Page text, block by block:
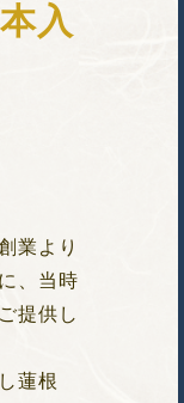
入
業より
、当時
提供し
蓮根